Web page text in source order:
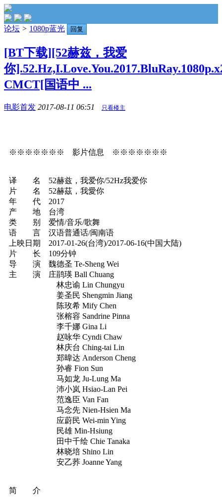
论坛 > 1080p蓝光 回复
[BT下载][52赫兹，我爱
你
CMCT[国语中 ...
电影首发 2017-08-11 06:51 只看楼主
※※※※※※※ 影片信息 ※※※※※※※
译 名 52赫兹，我爱你/52Hz我爱你
片 名 52赫茲，我愛你
年 代 2017
产 地 台湾
类 别 爱情/音乐/歌舞
语 言 汉语普通话/闽南语
上映日期 2017-01-26(台湾)/2017-06-16(中国大陆)
片 长 109分钟
导 演 魏德圣 Te-Sheng Wei
主 演 庄鹃瑛 Ball Chuang
林忠谕 Lin Chungyu
姜圣民 Shengmin Jiang
陈玫希 Mify Chen
张榕容 Sandrine Pinna
李千娜 Gina Li
赵咏华 Cyndi Chaw
林庆台 Ching-tai Lin
郑暐达 Anderson Cheng
孙睿 Fion Sun
马如龙 Ju-Lung Ma
沛小岚 Hsiao-Lan Pei
范逸臣 Van Fan
马念先 Nien-Hsien Ma
应蔚民 Wei-min Ying
民雄 Min-Hsiung
田中千绘 Chie Tanaka
林晓培 Shino Lin
安乙荞 Joanne Yang
简 介